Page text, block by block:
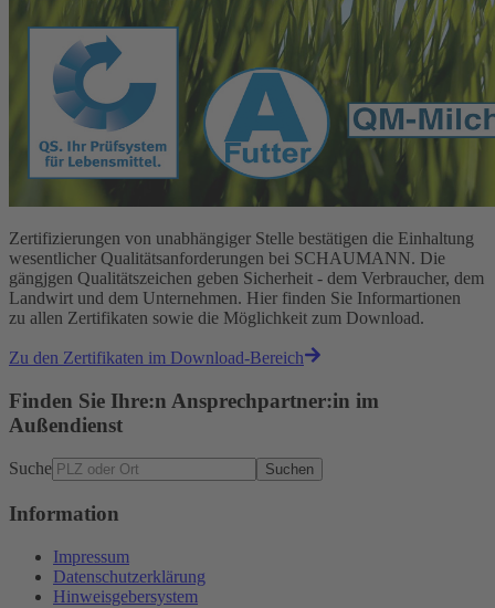
Zertifizierungen von unabhängiger Stelle bestätigen die Einhaltung
wesentlicher Qualitätsanforderungen bei SCHAUMANN. Die
gängjgen Qualitätszeichen geben Sicherheit - dem Verbraucher, dem
Landwirt und dem Unternehmen. Hier finden Sie Informartionen
zu allen Zertifikaten sowie die Möglichkeit zum Download.
Zu den Zertifikaten im Download-Bereich
Finden Sie Ihre:n Ansprechpartner:in im
Außendienst
Suche Suchen
Information
Impressum
Datenschutzerklärung
Hinweisgebersystem